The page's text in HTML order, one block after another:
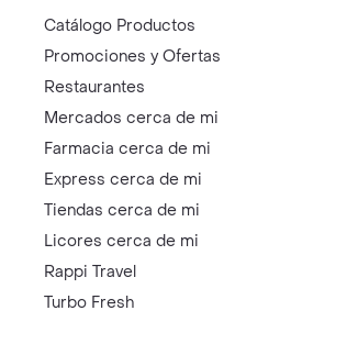
Catálogo Productos
Promociones y Ofertas
Restaurantes
Mercados cerca de mi
Farmacia cerca de mi
Express cerca de mi
Tiendas cerca de mi
Licores cerca de mi
Rappi Travel
Turbo Fresh